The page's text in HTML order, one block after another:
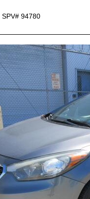
SPV# 94780